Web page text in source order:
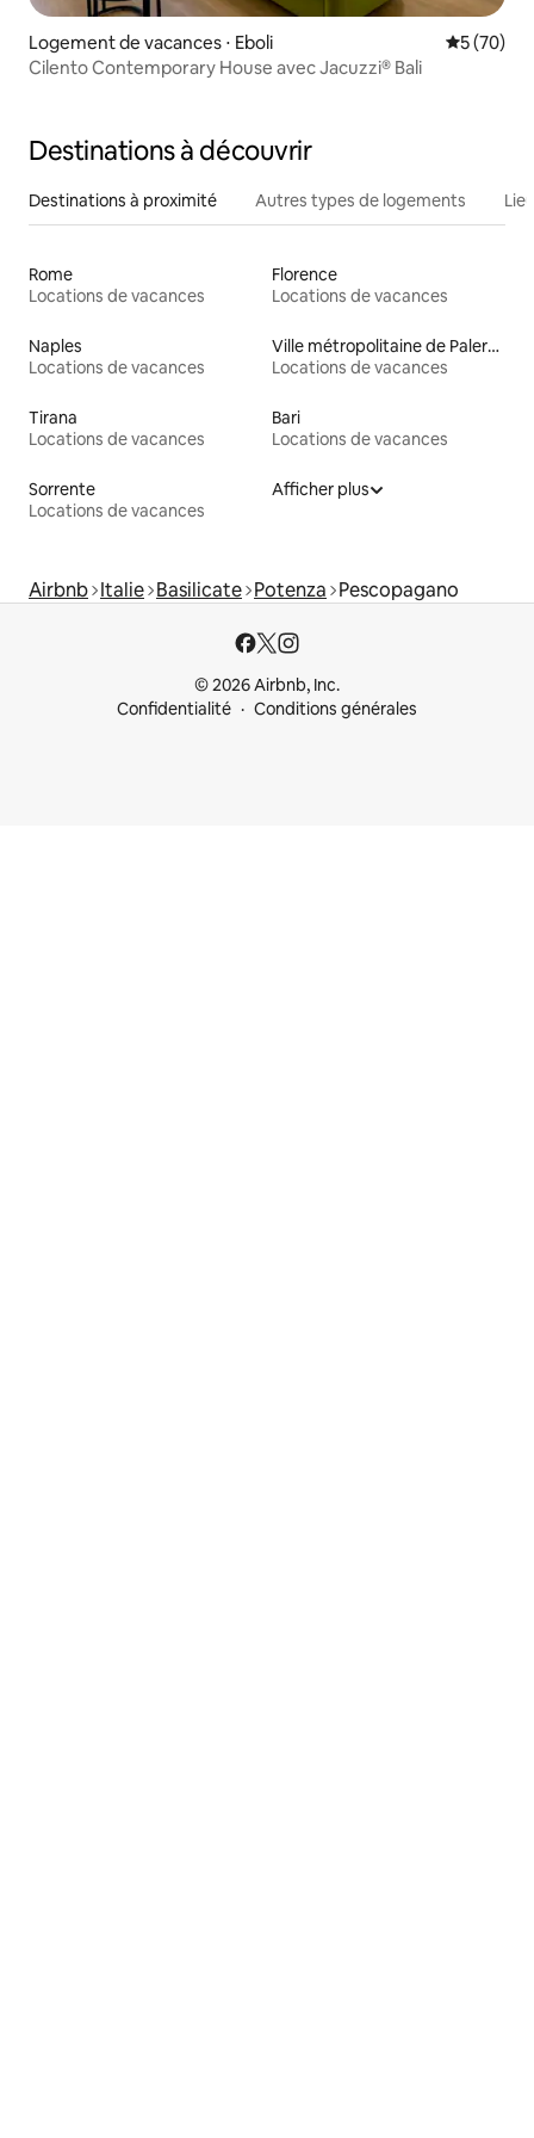
Logement de vacances ⋅ Eboli
5 (70)
Cilento Contemporary House avec Jacuzzi® Bali
Destinations à découvrir
Destinations à proximité Autres types de logements
Rome
Locations de vacances
Florence
Locations de vacances
Naples
Locations de vacances
Ville métropolitaine de Palerme
Locations de vacances
Tirana
Locations de vacances
Bari
Locations de vacances
Sorrente
Locations de vacances
Afficher plus
Airbnb Italie Basilicate Potenza Pescopagano
© 2026 Airbnb, Inc.
Confidentialité
Conditions générales